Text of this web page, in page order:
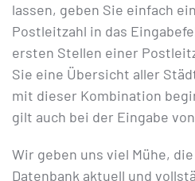
lassen, geben Sie einfach
Postleitzahl in das
ersten Stellen einer
Sie eine Übersicht aller
mit dieser Kombination
gilt auch bei der Eingabe
Wir geben uns viel Mühe, d
Datenbank aktuell und